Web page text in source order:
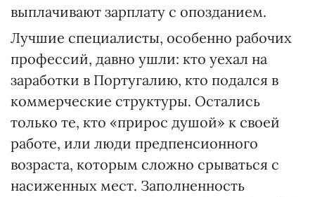
выплачивают зарплату с опозданием.
Лучшие специалисты, особенно рабочих
профессий, давно ушли: кто уехал на
заработки в Португалию, кто подался в
коммерческие структуры. Остались
только те, кто «прирос душой» к своей
работе, или люди предпенсионного
возраста, которым сложно срываться с
насиженных мест. Заполненность